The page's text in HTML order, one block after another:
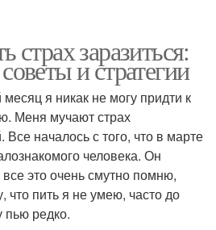
страх заразиться:
и стратегии
я никак не могу придти к
Меня мучают страх
началось с того, что в марте
человека. Он
это очень смутно помню,
что пить я не умею, часто до
пью редко.